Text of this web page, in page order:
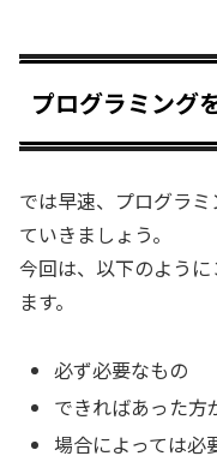
プログラミング
では早速、プログラ
ていきましょう。
今回は、以下のよう
ます。
必ず必要なもの
できればあった方
場合によっては必